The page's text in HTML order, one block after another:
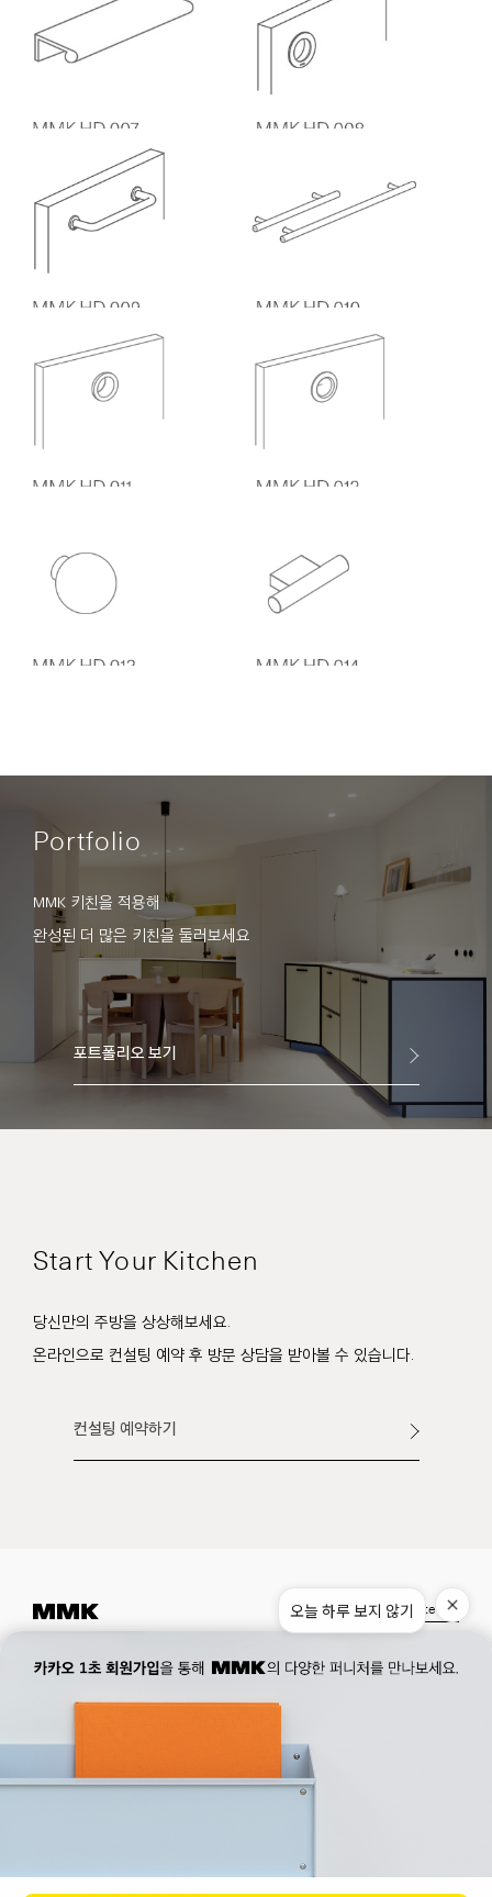
Portfolio
MMK 키친을 적용해
완성된 더 많은 키친을 둘러보세요
포트폴리오 보기
Start Your Kitchen
당신만의 주방을 상상해보세요.
온라인으로 컨설팅 예약 후 방문 상담을 받아볼 수 있습니다.
컨설팅 예약하기
대표자 : 박기민 사업자 등록번호 : 821-86-02281
ⓒ 2023. MMK all rights reserved
Museum. 02. 777. 5887 Office.02. 777. 5778
177, Duteopbawi-ro, Yongsan-gu, Seoul, Korea
Official : hello@mmk-seoul.com
Instagram Pinterest
오늘 하루 보지 않기